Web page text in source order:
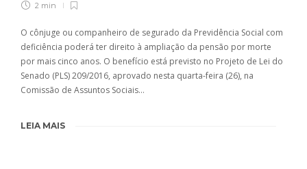
2 min
O cônjuge ou companheiro de segurado da Previdência Social com
deficiência poderá ter direito à ampliação da pensão por morte
por mais cinco anos. O benefício está previsto no Projeto de Lei do
Senado (PLS) 209/2016, aprovado nesta quarta-feira (26), na
Comissão de Assuntos Sociais…
LEIA MAIS